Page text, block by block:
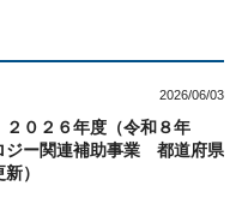
2026/06/03
２０２６年度（令和８年
ー関連補助事業 都道府県
）